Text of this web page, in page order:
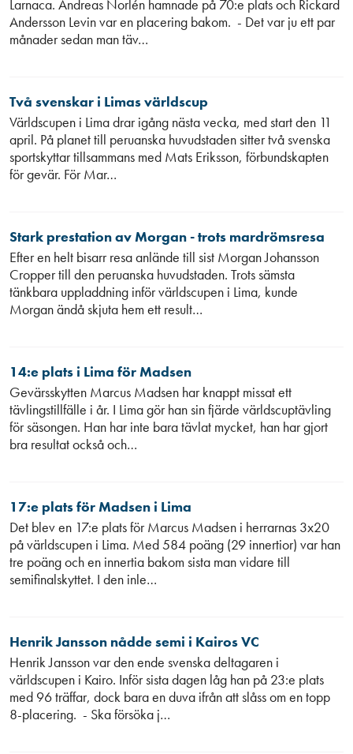
Larnaca. Andreas Norlén hamnade på 70:e plats och Rickard
Andersson Levin var en placering bakom. - Det var ju ett par
månader sedan man täv…
Två svenskar i Limas världscup
Världscupen i Lima drar igång nästa vecka, med start den 11
april. På planet till peruanska huvudstaden sitter två svenska
sportskyttar tillsammans med Mats Eriksson, förbundskapten
för gevär. För Mar…
Stark prestation av Morgan - trots mardrömsresa
Efter en helt bisarr resa anlände till sist Morgan Johansson
Cropper till den peruanska huvudstaden. Trots sämsta
tänkbara uppladdning inför världscupen i Lima, kunde
Morgan ändå skjuta hem ett result…
14:e plats i Lima för Madsen
Gevärsskytten Marcus Madsen har knappt missat ett
tävlingstillfälle i år. I Lima gör han sin fjärde världscuptävling
för säsongen. Han har inte bara tävlat mycket, han har gjort
bra resultat också och…
17:e plats för Madsen i Lima
Det blev en 17:e plats för Marcus Madsen i herrarnas 3x20
på världscupen i Lima. Med 584 poäng (29 innertior) var han
tre poäng och en innertia bakom sista man vidare till
semifinalskyttet. I den inle…
Henrik Jansson nådde semi i Kairos VC
Henrik Jansson var den ende svenska deltagaren i
världscupen i Kairo. Inför sista dagen låg han på 23:e plats
med 96 träffar, dock bara en duva ifrån att slåss om en topp
8-placering. - Ska försöka j…